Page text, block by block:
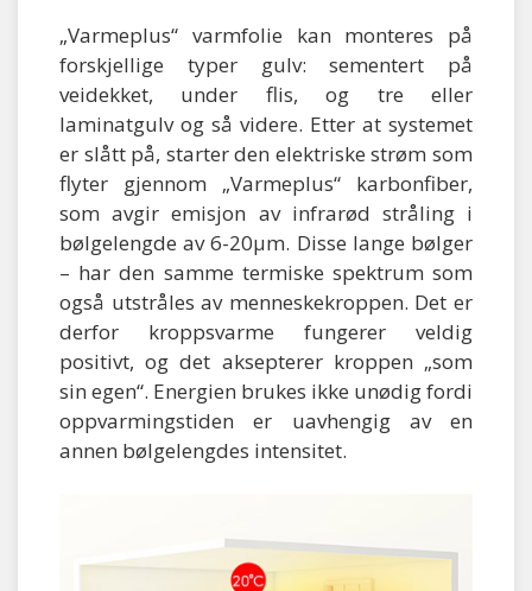
„Varmeplus“ varmfolie kan monteres på
forskjellige typer gulv: sementert på
veidekket, under flis, og tre eller
laminatgulv og så videre. Etter at systemet
er slått på, starter den elektriske strøm som
flyter gjennom „Varmeplus“ karbonfiber,
som avgir emisjon av infrarød stråling i
bølgelengde av 6-20μm. Disse lange bølger
– har den samme termiske spektrum som
også utstråles av menneskekroppen. Det er
derfor kroppsvarme fungerer veldig
positivt, og det aksepterer kroppen „som
sin egen“. Energien brukes ikke unødig fordi
oppvarmingstiden er uavhengig av en
annen bølgelengdes intensitet.